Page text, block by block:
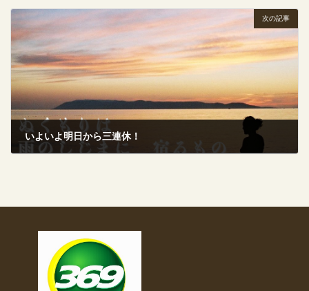
次の記事
いよいよ明日から三連休！